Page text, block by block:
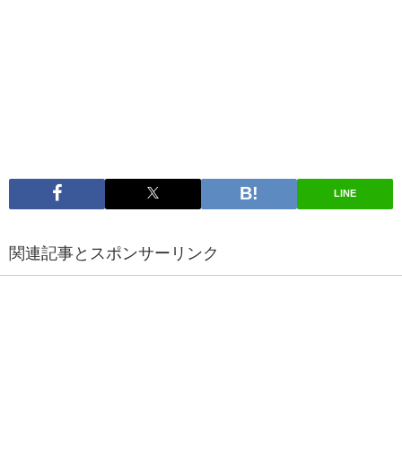
LINE
関連記事とスポンサーリンク